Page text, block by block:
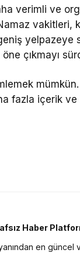
verimli ve
vakitleri,
yelpazeye
çıkmayı
fazla içerik ve
Haber
en